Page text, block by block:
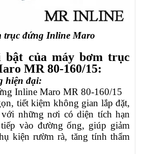
trục đứng Inline Maro
bật của máy bơm trục
MR 80-160/15:
hiện đại:
Inline Maro MR 80-160/15
tiết kiệm không gian lắp đặt,
những nơi có diện tích hạn
vào đường ống, giúp giảm
kiện rườm rà, tăng tính thẩm